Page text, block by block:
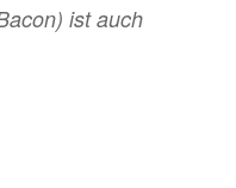
ist auch